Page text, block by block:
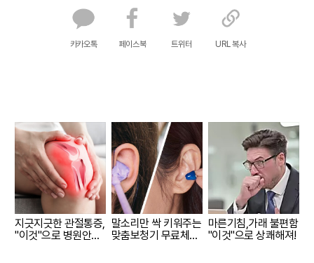
카카오톡 페이스북 트위터 URL 복사
지긋지긋한 관절통증,
"이것"으로 병원안가
말소리만 싹 키워주는
맞춤보청기 무료체험
마른기침,가래 불편함
"이것"으로 상쾌해져!